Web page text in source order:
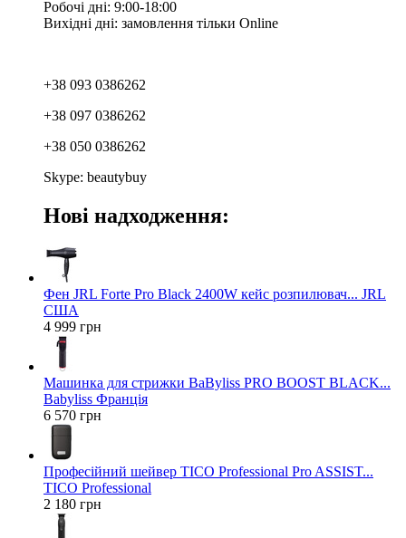
Робочі дні: 9:00-18:00
Вихідні дні: замовлення тільки Online
+38 093 0386262
+38 097 0386262
+38 050 0386262
Skype: beautybuy
Нові надходження:
Фен JRL Forte Pro Black 2400W кейс розпилювач... JRL
США
4 999 грн
Машинка для стрижки BaByliss PRO BOOST BLACK...
Babyliss Франція
6 570 грн
Професійний шейвер TICO Professional Pro ASSIST...
TICO Professional
2 180 грн